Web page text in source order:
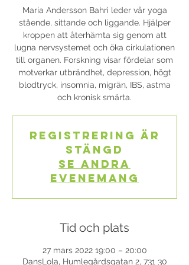
Maria Andersson Bahri leder vår yoga
stående, sittande och liggande. Hjälper
kroppen att återhämta sig genom att
lugna nervsystemet och öka cirkulationen
till organen. Forskning visar fördelar som
motverkar utbrändhet, depression, högt
blodtryck, insomnia, migrän, IBS, astma
och kronisk smärta.
Registrering är
stängd
Se andra
evenemang
Tid och plats
27 mars 2022 19:00 – 20:00
DansLola, Humlegårdsgatan 2, 731 30